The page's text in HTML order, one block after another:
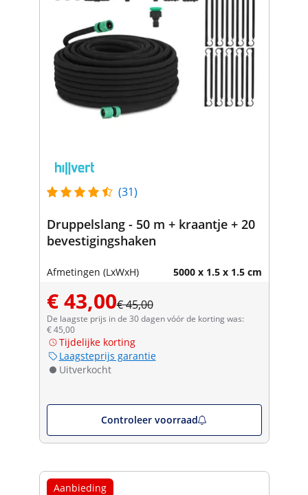
(31)
Druppelslang - 50 m + kraantje + 20
bevestigingshaken
Afmetingen (LxWxH) 5000 x 1.5 x 1.5 cm
€ 43,00€ 45,00
De laagste prijs in de 30 dagen vóór de korting was:
€ 45,00
Tijdelijke korting
Laagsteprijs garantie
Uitverkocht
Controleer voorraad
Aanbieding